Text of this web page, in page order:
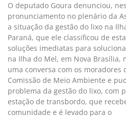
O deputado Goura denunciou,
pronunciamento no plenário da
a situação da gestão do lixo na
Paraná, que ele classificou de
soluções imediatas para
na Ilha do Mel, em Nova Brasília,
uma conversa com os moradores
Comissão de Meio Ambiente e
problema da gestão do lixo, com
estação de transbordo, que
comunidade e é levado para o